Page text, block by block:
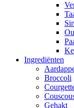
Ingrediënten
Broccoli
Gehakt